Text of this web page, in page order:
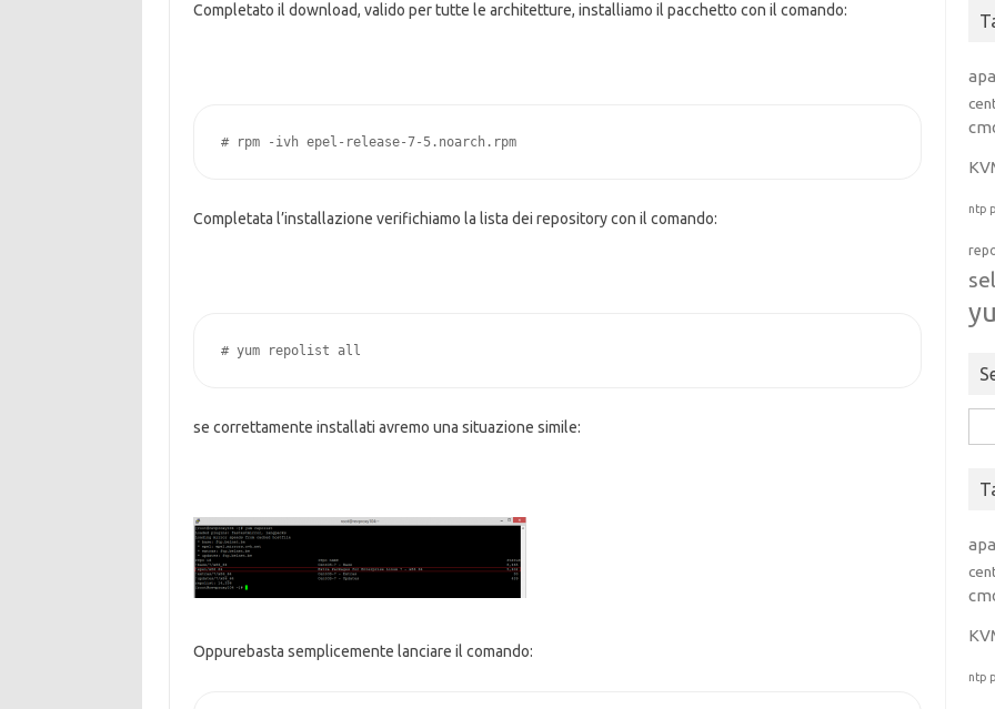
Completato il download, valido per tutte le architetture, installiamo il pacchetto con il comando:
# rpm -ivh epel-release-7-5.noarch.rpm
Completata l’installazione verifichiamo la lista dei repository con il comando:
# yum repolist all
se correttamente installati avremo una situazione simile:
Oppurebasta semplicemente lanciare il comando:
ntp
per:
ntp